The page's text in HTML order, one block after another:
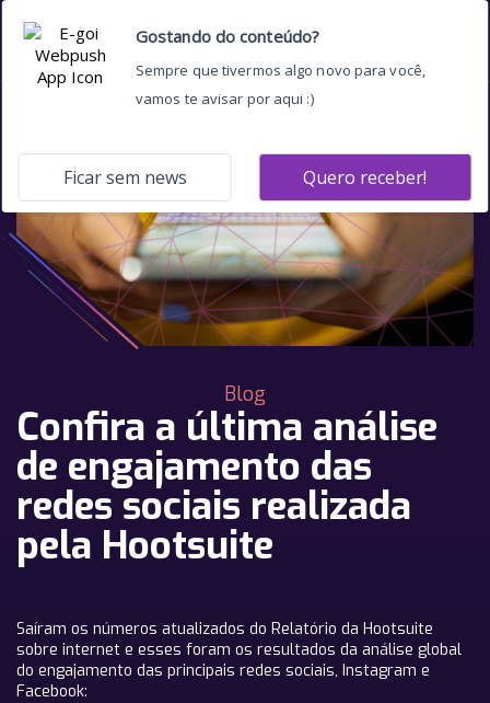
Blog
Confira a última análise
de engajamento das
redes sociais realizada
pela Hootsuite
Saíram os números atualizados do Relatório da Hootsuite
sobre internet e esses foram os resultados da análise global
do engajamento das principais redes sociais, Instagram e
Facebook: